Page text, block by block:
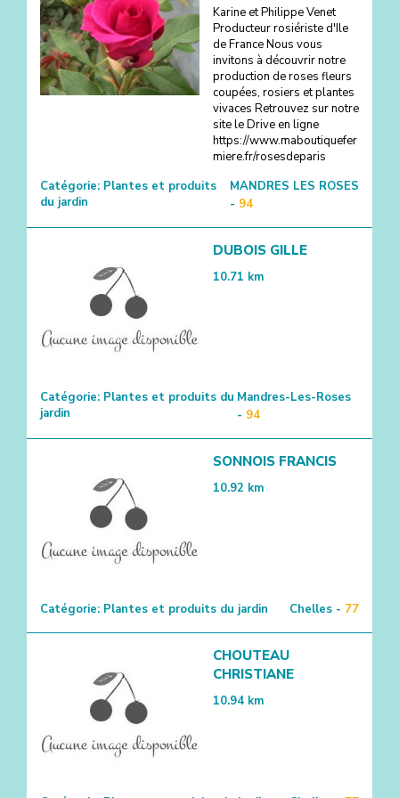
Karine et Philippe Venet
Producteur rosiériste d'Ile
de France Nous vous
invitons à découvrir notre
production de roses fleurs
coupées, rosiers et plantes
vivaces Retrouvez sur notre
site le Drive en ligne
https://www.maboutiquefer
miere.fr/rosesdeparis
Catégorie: Plantes et produits
du jardin
MANDRES LES ROSES
- 94
DUBOIS GILLE
10.71 km
Catégorie: Plantes et produits du
jardin
Mandres-Les-Roses
- 94
SONNOIS FRANCIS
10.92 km
Catégorie: Plantes et produits du jardin Chelles - 77
CHOUTEAU
CHRISTIANE
10.94 km